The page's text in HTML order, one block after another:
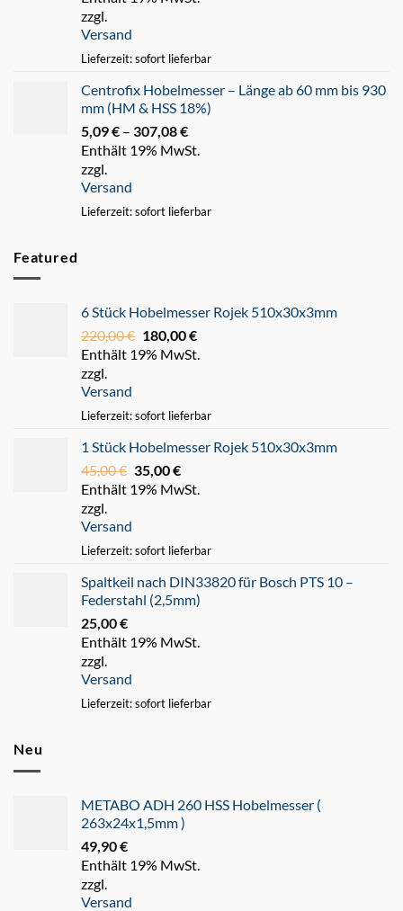
zzgl.
Versand
Lieferzeit: sofort lieferbar
Centrofix Hobelmesser – Länge ab 60 mm bis 930
mm (HM & HSS 18%)
5,09€ – 307,08€
5,09 €
Enthält 19% MwSt.
zzgl.
Versand
Lieferzeit: sofort lieferbar
Featured
6 Stück Hobelmesser Rojek 510x30x3mm
220,00€ Ursprünglicher
Preis
180,00€Aktueller
Preis
Enthält 19% MwSt.
zzgl.
Versand
Lieferzeit: sofort lieferbar
1 Stück Hobelmesser Rojek 510x30x3mm
45,00€ Ursprünglicher
Preis
35,00€Aktueller
Preis
Enthält 19% MwSt.
zzgl.
Versand
Lieferzeit: sofort lieferbar
Spaltkeil nach DIN33820 für Bosch PTS 10 –
Federstahl (2,5mm)
25,00€
Enthält 19% MwSt.
zzgl.
Versand
Lieferzeit: sofort lieferbar
Neu
METABO ADH 260 HSS Hobelmesser (
263x24x1,5mm )
49,90€
Enthält 19% MwSt.
zzgl.
Versand